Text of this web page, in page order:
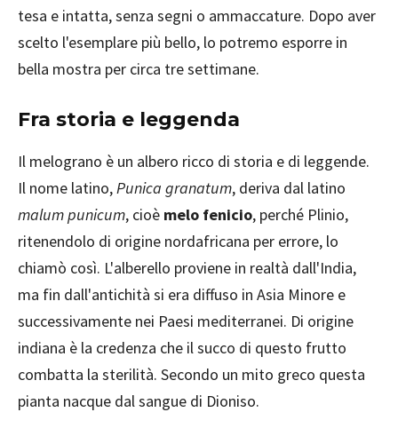
tesa e intatta, senza segni o ammaccature. Dopo aver
scelto l'esemplare più bello, lo potremo esporre in
bella mostra per circa tre settimane.
Fra storia e leggenda
Il melograno è un albero ricco di storia e di leggende.
Il nome latino,Punica granatum, deriva dal latino
malum punicum, cioè melo fenicio, perché Plinio,
ritenendolo di origine nordafricana per errore, lo
chiamò così. L'alberello proviene in realtà dall'India,
ma fin dall'antichità si era diffuso in Asia Minore e
successivamente nei Paesi mediterranei. Di origine
indiana è la credenza che il succo di questo frutto
combatta la sterilità. Secondo un mito greco questa
pianta nacque dal sangue di Dioniso.